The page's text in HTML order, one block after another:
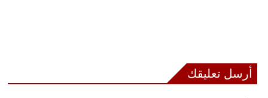
أرسل تعليقك